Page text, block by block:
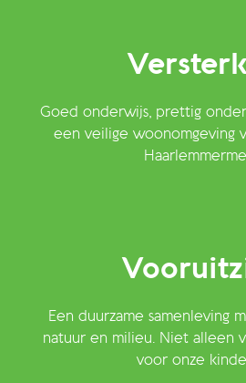
Goed onderwijs, prettig
een veilige woonomgeving
Een duurzame samenleving
natuur en milieu. Niet alleen
voor onze